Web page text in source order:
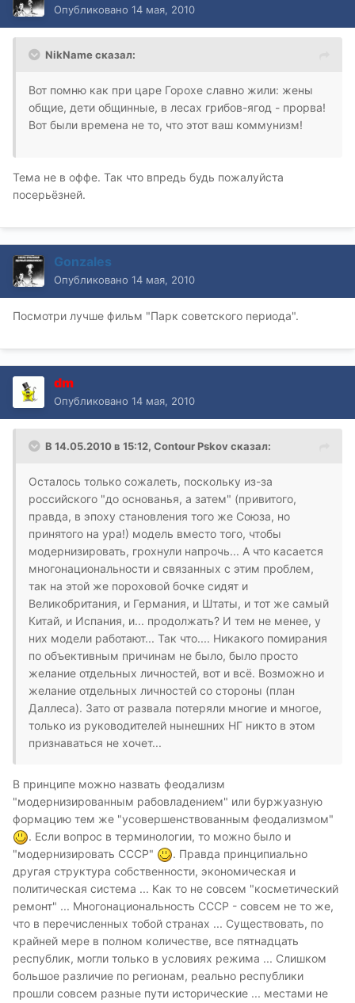
Опубликовано 14 мая, 2010
NikName сказал:
Вот помню как при царе Горохе славно жили: жены
общие, дети общинные, в лесах грибов-ягод - прорва!
Вот были времена не то, что этот ваш коммунизм!
Тема не в оффе. Так что впредь будь пожалуйста
посерьёзней.
Gonzales
Опубликовано 14 мая, 2010
Посмотри лучше фильм "Парк советского периода".
dm
Опубликовано 14 мая, 2010
В 14.05.2010 в 15:12, Contour Pskov сказал:
Осталось только сожалеть, поскольку из-за
российского "до основанья, а затем" (привитого,
правда, в эпоху становления того же Союза, но
принятого на ура!) модель вместо того, чтобы
модернизировать, грохнули напрочь... А что касается
многонациональности и связанных с этим проблем,
так на этой же пороховой бочке сидят и
Великобритания, и Германия, и Штаты, и тот же самый
Китай, и Испания, и... продолжать? И тем не менее, у
них модели работают... Так что.... Никакого помирания
по объективным причинам не было, было просто
желание отдельных личностей, вот и всё. Возможно и
желание отдельных личностей со стороны (план
Даллеса). Зато от развала потеряли многие и многое,
только из руководителей нынешних НГ никто в этом
признаваться не хочет...
В принципе можно назвать феодализм
"модернизированным рабовладением" или буржуазную
формацию тем же "усовершенствованным феодализмом"
. Если вопрос в терминологии, то можно было и
"модернизировать СССР"
. Правда принципиально
другая структура собственности, экономическая и
политическая система ... Как то не совсем "косметический
ремонт" ... Многонациональность СССР - совсем не то же,
что в перечисленных тобой странах ... Существовать, по
крайней мере в полном количестве, все пятнадцать
республик, могли только в условиях режима ... Слишком
большое различие по регионам, реально республики
прошли совсем разные пути исторические ... местами не